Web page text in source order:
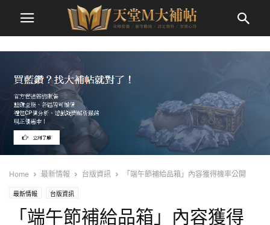
Home 最新情報 台版資訊 「端午節補給品箱」內容獲得機率公開
最新情報 台版資訊
「端午節補給品箱」內容獲得